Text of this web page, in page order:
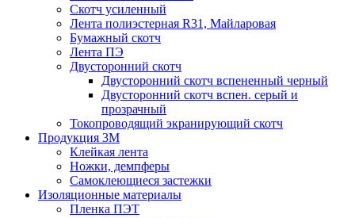
Скотч усиленный
Лента полиэстерная R31, Майларовая
Бумажный скотч
Лента ПЭ
Двусторонний скотч
Двусторонний скотч вспененный черный
Двусторонний скотч вспен. серый и
прозрачный
Токопроводящий экранирующий скотч
Продукция 3M
Клейкая лента
Ножки, демпферы
Самоклеющиеся застежки
Изоляционные материалы
Пленка ПЭТ